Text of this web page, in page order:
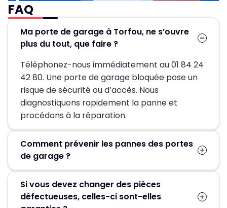
FAQ
Ma porte de garage à Torfou, ne s’ouvre
plus du tout, que faire ?
Téléphonez-nous immédiatement au 01 84 24
42 80. Une porte de garage bloquée pose un
risque de sécurité ou d’accès. Nous
diagnostiquons rapidement la panne et
procédons à la réparation.
Comment prévenir les pannes des portes
de garage ?
pannes de votre porte de garage. Il vous suffit
de nettoyer les différentes parties du portail
Si vous devez changer des pièces
défectueuses, celles-ci sont-elles